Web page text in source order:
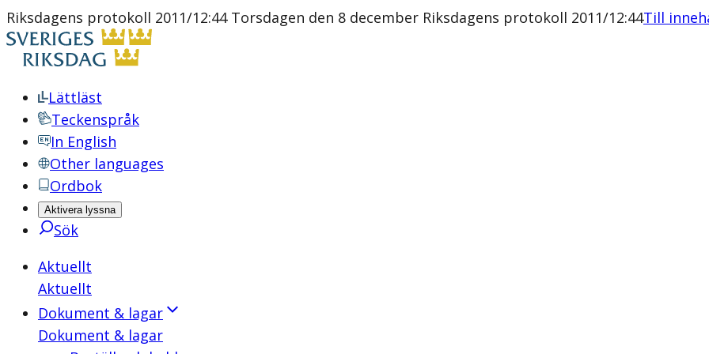
Riksdagens protokoll 2011/12:44 Torsdagen den 8 december Riksdagens protokoll 2011/12:44Till
Lättläst
Teckenspråk
In English
Other languages
Ordbok
Aktivera lyssna
Sök
Aktuellt
Aktuellt
Dokument & lagar
Dokument & lagar